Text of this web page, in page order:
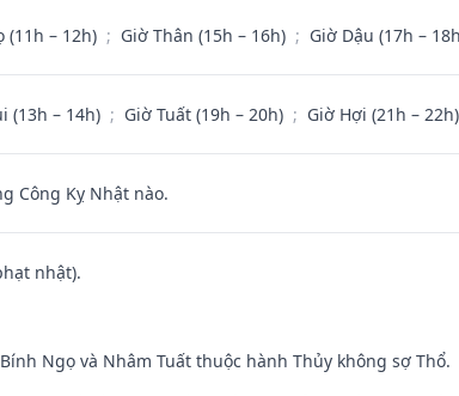
(11h – 12h) ; Giờ Thân (15h – 16h) ; Giờ Dậu (17h –
(13h – 14h) ; Giờ Tuất (19h – 20h) ; Giờ Hợi (21h – 22h)
Công Kỵ Nhật nào.
nhật).
Ngọ và Nhâm Tuất thuộc hành Thủy không sợ Thổ.